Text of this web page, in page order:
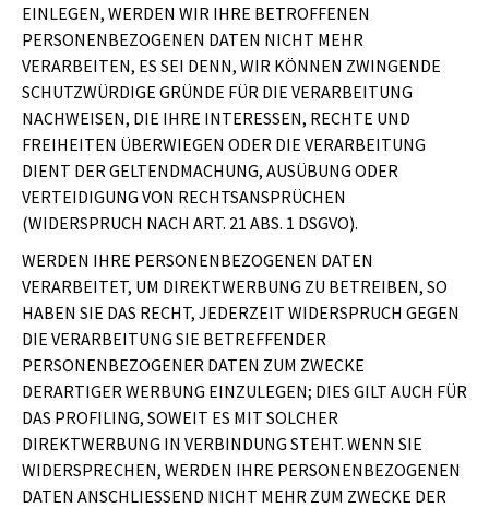
EINLEGEN, WERDEN WIR IHRE BETROFFENEN
PERSONENBEZOGENEN DATEN NICHT MEHR
VERARBEITEN, ES SEI DENN, WIR KÖNNEN ZWINGENDE
SCHUTZWÜRDIGE GRÜNDE FÜR DIE VERARBEITUNG
NACHWEISEN, DIE IHRE INTERESSEN, RECHTE UND
FREIHEITEN ÜBERWIEGEN ODER DIE VERARBEITUNG
DIENT DER GELTENDMACHUNG, AUSÜBUNG ODER
VERTEIDIGUNG VON RECHTSANSPRÜCHEN
(WIDERSPRUCH NACH ART. 21 ABS. 1 DSGVO).
WERDEN IHRE PERSONENBEZOGENEN DATEN
VERARBEITET, UM DIREKTWERBUNG ZU BETREIBEN, SO
HABEN SIE DAS RECHT, JEDERZEIT WIDERSPRUCH GEGEN
DIE VERARBEITUNG SIE BETREFFENDER
PERSONENBEZOGENER DATEN ZUM ZWECKE
DERARTIGER WERBUNG EINZULEGEN; DIES GILT AUCH FÜR
DAS PROFILING, SOWEIT ES MIT SOLCHER
DIREKTWERBUNG IN VERBINDUNG STEHT. WENN SIE
WIDERSPRECHEN, WERDEN IHRE PERSONENBEZOGENEN
DATEN ANSCHLIESSEND NICHT MEHR ZUM ZWECKE DER